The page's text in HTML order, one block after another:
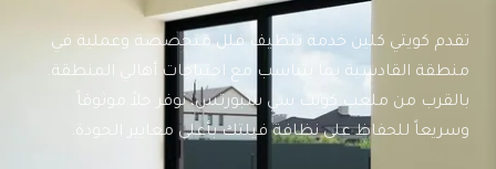
تقدم كويتي كلين خدمة تنظيف فلل متخصصة وعملية في
منطقة القادسية بما يتناسب مع احتياجات أهالي المنطقة.
بالقرب من ملعب كويت سي سبورتس، نوفر حلاً موثوقاً
وسريعاً للحفاظ على نظافة فيلتك بأعلى معايير الجودة.